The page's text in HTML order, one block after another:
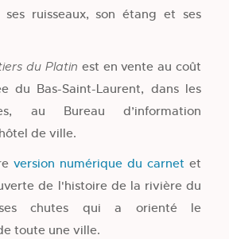
ruisseaux, son étang et ses
du Platin est en vente au coût
du Bas-Saint-Laurent, dans les
au Bureau d’information
de ville.
version numérique du carnet et
de l'histoire de la rivière du
chutes qui a orienté le
toute une ville.